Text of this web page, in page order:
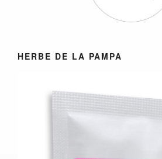
HERBE DE LA PAMPA